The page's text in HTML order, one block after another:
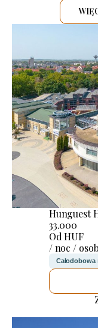
Hunguest
33.000
Od HUF
/ noc /
Całodobowa